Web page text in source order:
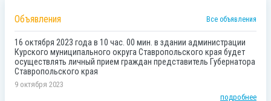
Объявления Все объявления
16 октября 2023 года в 10 час. 00 мин. в здании администрации
Курского муниципального округа Ставропольского края будет
осуществлять личный прием граждан представитель Губернатора
Ставропольского края
9 октября 2023
подробнее